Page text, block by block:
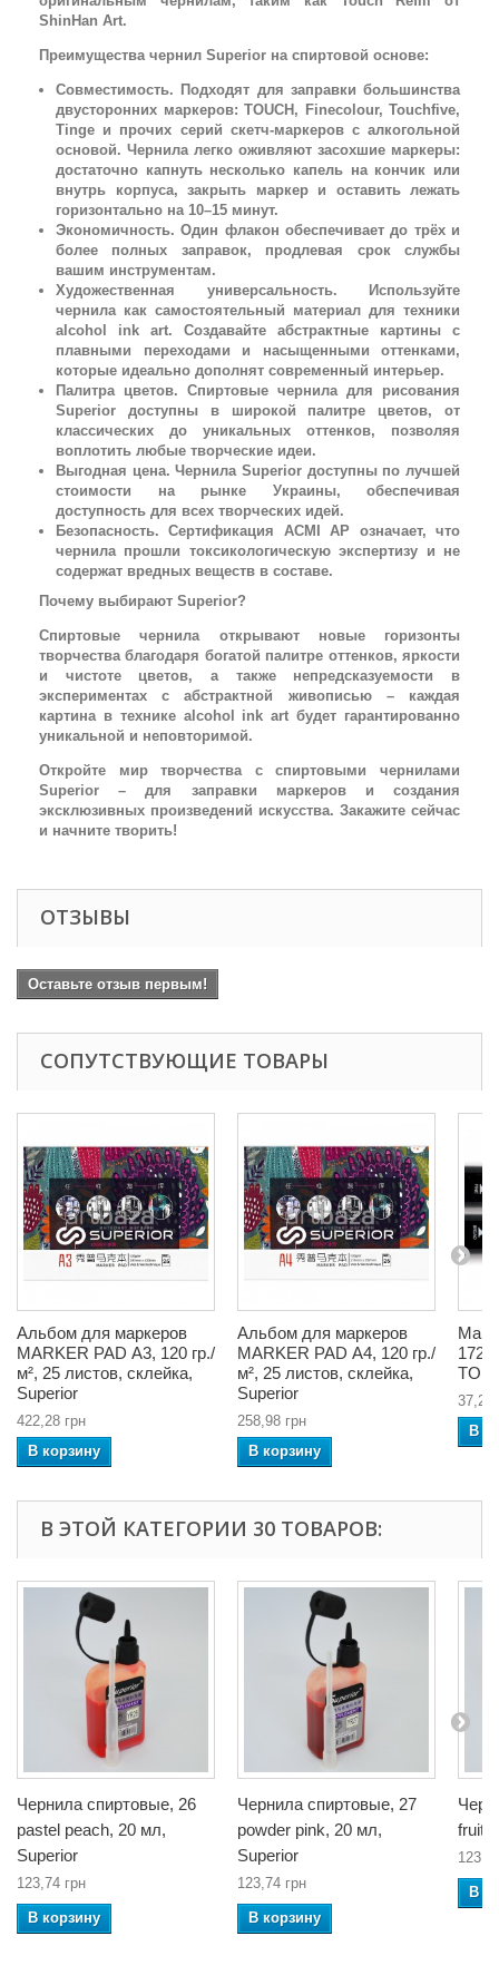
ShinHan Art.
Преимущества чернил Superior на спиртовой основе:
Совместимость. Подходят для заправки большинства
двусторонних маркеров: TOUCH, Finecolour, Touchfive,
Tinge и прочих серий скетч-маркеров с алкогольной
основой. Чернила легко оживляют засохшие маркеры:
достаточно капнуть несколько капель на кончик или
внутрь корпуса, закрыть маркер и оставить лежать
горизонтально на 10–15 минут.
Экономичность. Один флакон обеспечивает до трёх и
более полных заправок, продлевая срок службы
вашим инструментам.
Художественная универсальность. Используйте
чернила как самостоятельный материал для техники
alcohol ink art. Создавайте абстрактные картины с
плавными переходами и насыщенными оттенками,
которые идеально дополнят современный интерьер.
Палитра цветов. Спиртовые чернила для рисования
Superior доступны в широкой палитре цветов, от
классических до уникальных оттенков, позволяя
воплотить любые творческие идеи.
Выгодная цена. Чернила Superior доступны по лучшей
стоимости на рынке Украины, обеспечивая
доступность для всех творческих идей.
Безопасность. Сертификация ACMI AP означает, что
чернила прошли токсикологическую экспертизу и не
содержат вредных веществ в составе.
Почему выбирают Superior?
Спиртовые чернила открывают новые горизонты
творчества благодаря богатой палитре оттенков, яркости
и чистоте цветов, а также непредсказуемости в
экспериментах с абстрактной живописью – каждая
картина в технике alcohol ink art будет гарантированно
уникальной и неповторимой.
Откройте мир творчества с спиртовыми чернилами
Superior – для заправки маркеров и создания
эксклюзивных произведений искусства. Закажите сейчас
и начните творить!
ОТЗЫВЫ
Оставьте отзыв первым!
СОПУТСТВУЮЩИЕ ТОВАРЫ
Альбом для маркеров
MARKER PAD А3, 120 гр./
м², 25 листов, склейка,
Superior
422,28 грн
В корзину
Альбом для маркеров
MARKER PAD А4, 120 гр./
м², 25 листов, склейка,
Superior
258,98 грн
В корзину
172
37,26
В
В ЭТОЙ КАТЕГОРИИ 30 ТОВАРОВ:
Чернила спиртовые, 26
pastel peach, 20 мл,
Superior
123,74 грн
В корзину
Чернила спиртовые, 27
powder pink, 20 мл,
Superior
123,74 грн
В корзину
fruit
В